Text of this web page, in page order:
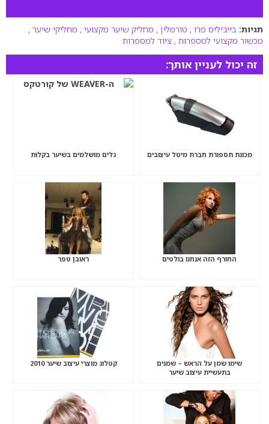
תגיות: בייביליס פרו , טורמלין , מחליק שיער מקצועי , מחליקי שיער ,
מכשור מקצועי למספרות , ציוד למספרות
זה יכול לעניין אותך:
מכונת תספורת חברת מיטל עיצובים גלים מושלמים בשיער בקלות
החורף הזה אנחנו בולטים ראובן טפר
שימו שמן על הראש – שמנים
בתעשיית עיצוב שיער
קטלוג מוצרי עיצוב שיער 2010